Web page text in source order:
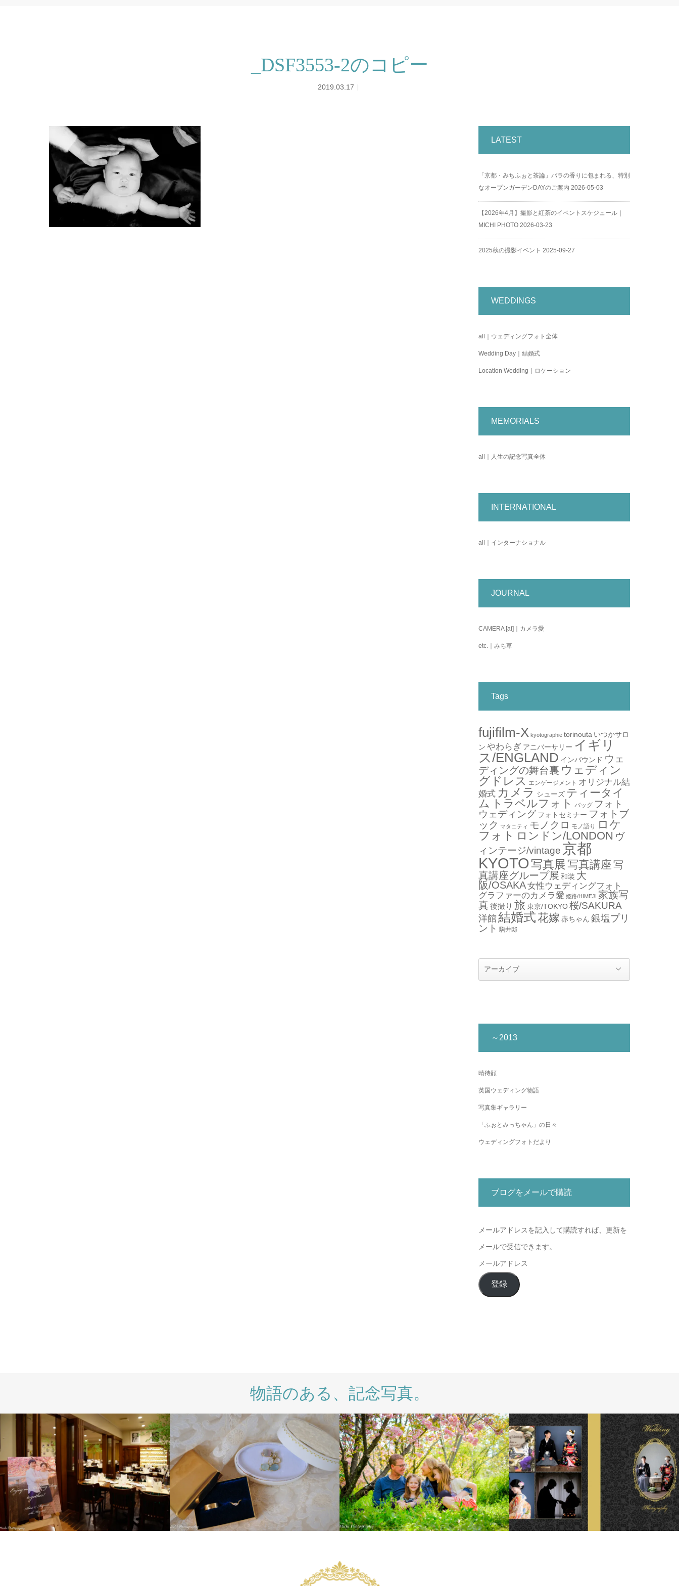
_DSF3553-2のコピー
2019.03.17
LATEST
「京都・みちふぉと茶論」バラの香りに包まれる、特別
なオープンガーデンDAYのご案内 2026-05-03
【2026年4月】撮影と紅茶のイベントスケジュール｜
MICHI PHOTO 2026-03-23
2025秋の撮影イベント 2025-09-27
WEDDINGS
all｜ウェディングフォト全体
Wedding Day｜結婚式
Location Wedding｜ロケーション
MEMORIALS
all｜人生の記念写真全体
INTERNATIONAL
all｜インターナショナル
JOURNAL
CAMERA [ai]｜カメラ愛
etc.｜みち草
Tags
fujifilm-X kyotographie torinouta いつかサロ
ン やわらぎ アニバーサリー イギリ
ス/ENGLAND インバウンド ウェ
ディングの舞台裏 ウェディン
グドレス エンゲージメント オリジナル結
婚式 カメラ シューズ ティータイ
ム トラベルフォト バッグ フォト
ウェディング フォトセミナー フォトブ
ック マタニティ モノクロ モノ語り
ロケ
フォト ロンドン/LONDON ヴ
ィンテージ/vintage 京都
KYOTO 写真展 写真講座写
真講座グループ展 和装 大
阪/OSAKA女性ウェディングフォト
グラファーのカメラ愛 姫路/HIMEJI 家族写
真 後撮り 旅 東京/TOKYO桜/SAKURA
洋館 結婚式花嫁 赤ちゃん 銀塩プリ
ント 駒井邸
～2013
晴待顔
英国ウェディング物語
写真集ギャラリー
「ふぉとみっちゃん」の日々
ウェディングフォトだより
ブログをメールで購読
メールアドレスを記入して購読すれば、更新を
メールで受信できます。
メ
ー
ル
登録
物語のある、記念写真。
WEDDING WEDDING DAY WEDDING WEDDING DAY
INTERNATIONAL LIFESTYLE
PHOTO SALON
PRODUCTS
WEDDING WEDDING DAY